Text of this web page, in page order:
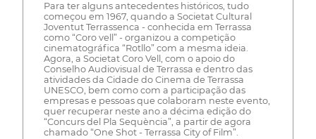
Para ter alguns antecedentes históricos, tudo
começou em 1967, quando a Societat Cultural
Joventut Terrassenca - conhecida em Terrassa
como “Coro vell” - organizou a competição
cinematográfica “Rotllo” com a mesma ideia.
Agora, a Societat Coro Vell, com o apoio do
Conselho Audiovisual de Terrassa e dentro das
atividades da Cidade do Cinema de Terrassa
UNESCO, bem como com a participação das
empresas e pessoas que colaboram neste evento,
quer recuperar neste ano a décima edição do
“Concurs del Pla Sequència”, a partir de agora
chamado “One Shot - Terrassa City of Film”.